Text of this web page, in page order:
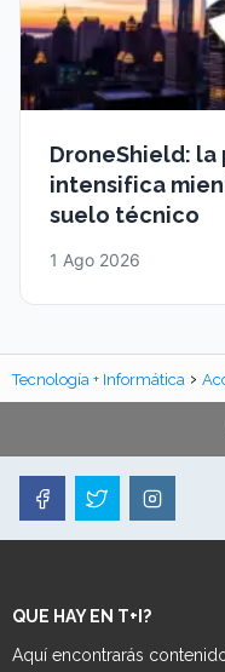
DroneShield: la
intensifica
suelo técnico
1 Ago 2026
Tecnología + Informática
QUE HAY EN T+I?
Aquí encontrarás